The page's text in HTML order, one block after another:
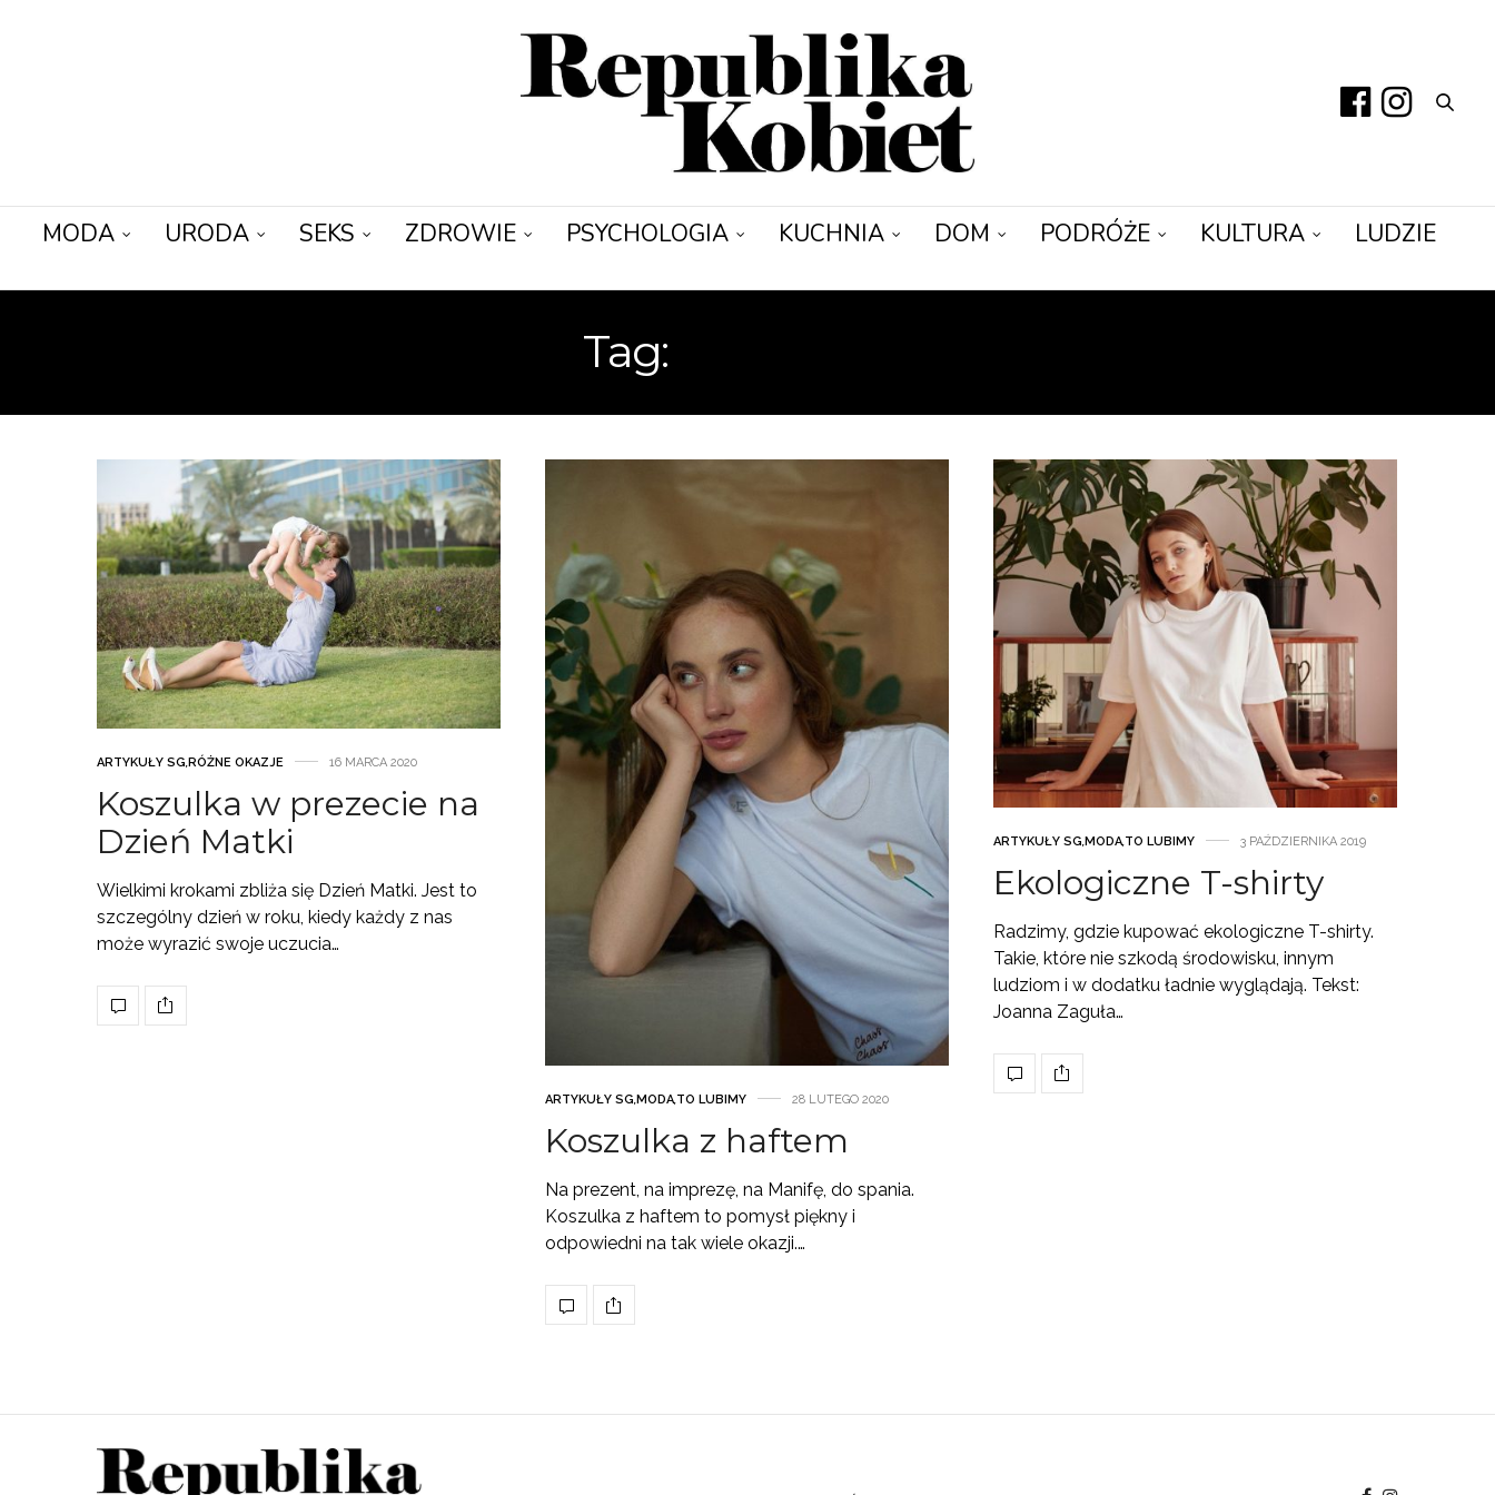
MODA URODA SEKS ZDROWIE PSYCHOLOGIA KUCHNIA DOM PODRÓŻE KULTURA LUDZIE
Tag:
ARTYKUŁY SG,RÓŻNE OKAZJE 16 MARCA 2020
Koszulka w prezecie na
Dzień Matki
Wielkimi krokami zbliża się Dzień Matki. Jest to
szczególny dzień w roku, kiedy każdy z nas
może wyrazić swoje uczucia…
ARTYKUŁY SG,MODA,TO LUBIMY 28 LUTEGO 2020
Koszulka z haftem
Na prezent, na imprezę, na Manifę, do spania.
Koszulka z haftem to pomysł piękny i
odpowiedni na tak wiele okazji.…
ARTYKUŁY SG,MODA,TO LUBIMY 3 PAŹDZIERNIKA 2019
Ekologiczne T-shirty
Radzimy, gdzie kupować ekologiczne T-shirty.
Takie, które nie szkodą środowisku, innym
ludziom i w dodatku ładnie wyglądają. Tekst:
Joanna Zaguła…